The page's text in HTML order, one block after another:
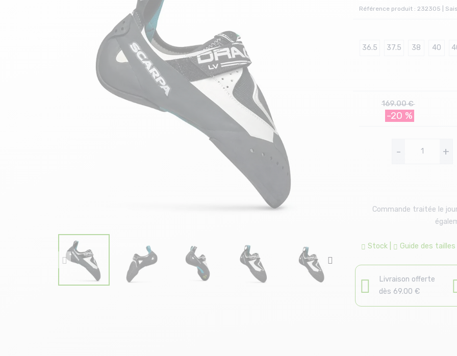
Référence produit : 232305 |
36.5 37.5 38 40
169.00 €
-20 %
- +
Commande traitée le
Stock Guide des tailles
Livraison offerte
dès 69.00 €